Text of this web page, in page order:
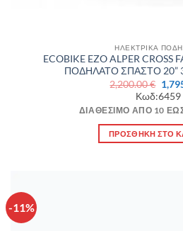
ΗΛΕΚΤΡΙΚΑ
ECOBIKE EZO ALPER CROSS
ΠΟΔΗΛΑΤΟ ΣΠΑΣΤΟ 20”
2,200.00€
price
was:
Κωδ:6459
ΔΙΑΘΈΣΙΜΟ ΑΠΌ 10
ΠΡΟΣΘΉΚΗ ΣΤΟ
-11%